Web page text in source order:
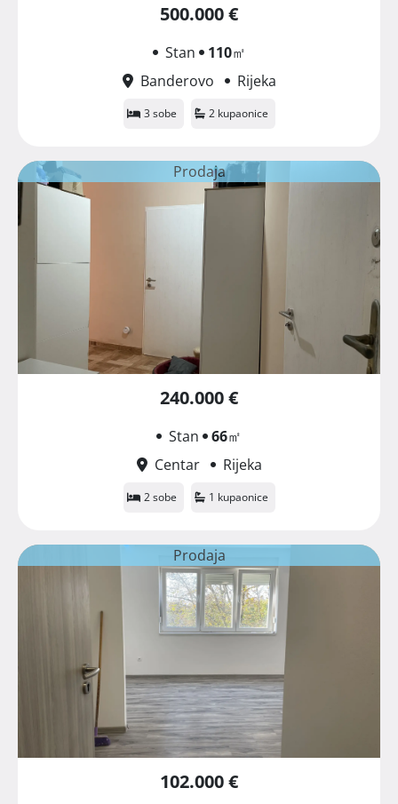
500.000 €
Stan 110㎡
Banderovo
Rijeka
3 sobe 2 kupaonice
Prodaja
240.000 €
Stan 66㎡
Centar
Rijeka
2 sobe 1 kupaonice
Prodaja
102.000 €